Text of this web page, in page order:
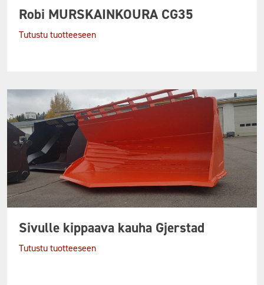
Robi MURSKAINKOURA CG35
Tutustu tuotteeseen
Sivulle kippaava kauha Gjerstad
Tutustu tuotteeseen